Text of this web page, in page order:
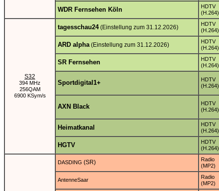
WDR Fernsehen Köln
HDTV
(H.264)
S32
394 MHz
256QAM
6900 KSym/s
tagesschau24(Einstellung zum 31.12.2026)
HDTV
(H.264)
ARD alpha(Einstellung zum 31.12.2026)
HDTV
(H.264)
SR Fernsehen
HDTV
(H.264)
Sportdigital1+
HDTV
(H.264)
AXN Black
HDTV
(H.264)
Heimatkanal
HDTV
(H.264)
HGTV
HDTV
(H.264)
DASDING (SR)
Radio
(MP2)
AntenneSaar
Radio
(MP2)